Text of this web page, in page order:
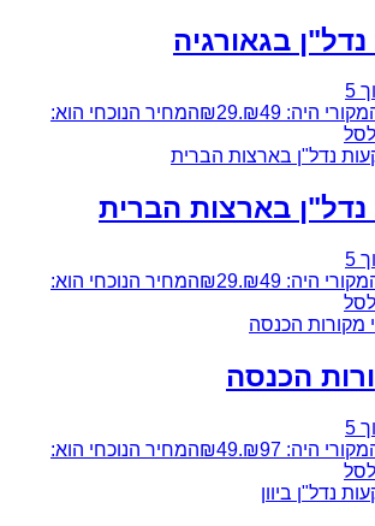
בגאורגיה
5
היה: ₪49. ₪29
המחיר הנוכחי הוא:
בארצות הברית
5
היה: ₪49. ₪29
המחיר הנוכחי הוא:
הכנסה
5
היה: ₪97. ₪49
המחיר הנוכחי הוא: